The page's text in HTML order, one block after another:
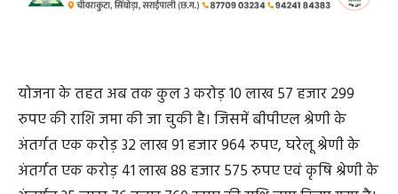
योजना के तहत अब तक कुल 3 करोड़ 10 लाख 57 हजार 299
रुपए की राशि जमा की जा चुकी है। जिसमें बीपीएल श्रेणी के
अंतर्गत एक करोड़ 32 लाख 91 हजार 964 रुपए, घरेलू श्रेणी के
अंतर्गत एक करोड़ 41 लाख 88 हजार 575 रुपए एवं कृषि श्रेणी के